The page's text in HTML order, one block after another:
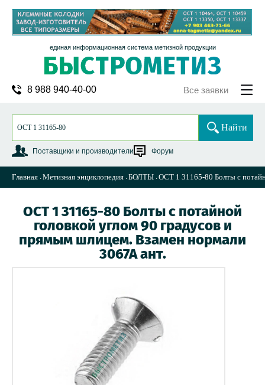
единая информационная система метизной продукции
8 988 940-40-00 Все заявки
Поставщики и производители Форум
Найти
Главная Метизная энциклопедия БОЛТЫ ОСТ 1 31165-80 Болты с
ОСТ 1 31165-80 Болты с потайной
головкой углом 90 градусов и
прямым шлицем. Взамен нормали
3067А ант.